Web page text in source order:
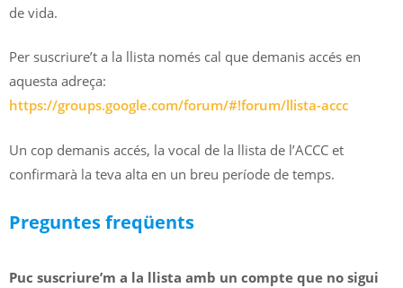
de vida.
Per suscriure’t a la llista només cal que demanis accés en
aquesta adreça:
https://groups.google.com/forum/#!forum/llista-accc
Un cop demanis accés, la vocal de la llista de l’ACCC et
confirmarà la teva alta en un breu període de temps.
Preguntes freqüents
Puc suscriure’m a la llista amb un compte que no sigui